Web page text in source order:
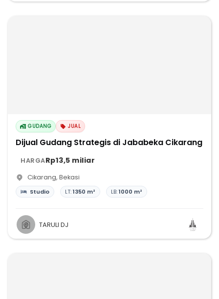
GUDANG JUAL
Dijual Gudang Strategis di Jababeka Cikarang
HARGARp13,5 miliar
Cikarang, Bekasi
Studio LT:1350 m² LB:1000 m²
TARULI DJ